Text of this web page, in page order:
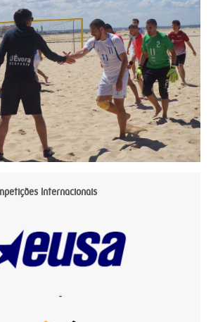
Internacionais
-